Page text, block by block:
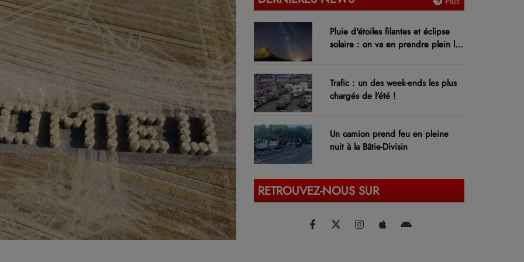
Pluie d'étoiles filantes et éclipse
solaire : on va en prendre plein les
Trafic : un des week-ends les plus
chargés de l'été !
Un camion prend feu en pleine
nuit à la Bâtie-Divisin
RETROUVEZ-NOUS SUR